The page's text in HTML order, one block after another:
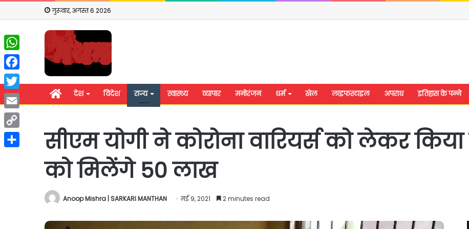
गुरूवार, अगस्त 6 2026
होम देश विदेश राज्य स्वास्थ्य व्यापार मनोरंजन धर्म खेल लाइफस्टाइल अपराध इतिहास के पन्ने
सीएम योगी ने कोरोना वारियर्स को लेकर
को मिलेंगे 50 लाख
Anoop Mishra | SARKARI MANTHAN मई 9, 2021 2 minutes read
WhatsApp
Facebook
Twitter
Email
Copy
Link